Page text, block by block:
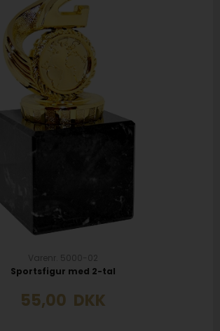
Varenr. 5000-02
Sportsfigur med 2-tal
55,00 DKK